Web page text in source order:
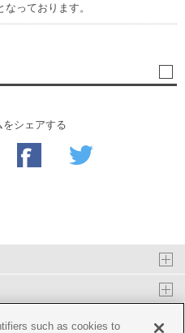
っております。
をシェアする
such as cookies to